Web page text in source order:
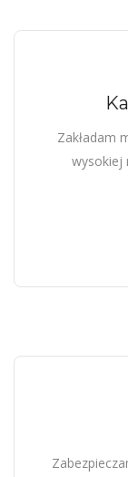
Zakładam
wysokiej